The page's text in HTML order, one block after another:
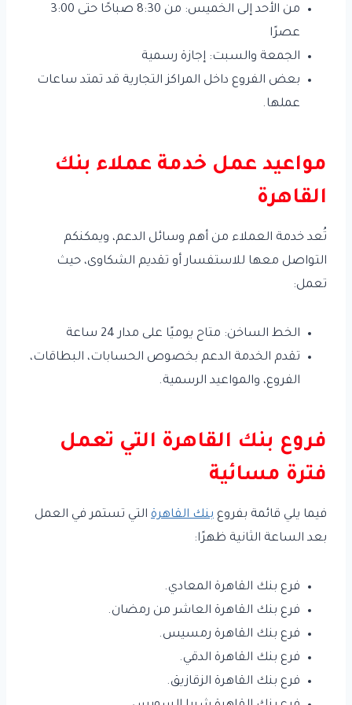
من الأحد إلى الخميس: من 8:30 صباحًا حتى 3:00
عصرًا
الجمعة والسبت: إجازة رسمية
بعض الفروع داخل المراكز التجارية قد تمتد ساعات
عملها.
مواعيد عمل خدمة عملاء بنك
القاهرة
تُعد خدمة العملاء من أهم وسائل الدعم، ويمكنكم
التواصل معها للاستفسار أو تقديم الشكاوى، حيث
تعمل:
الخط الساخن: متاح يوميًا على مدار 24 ساعة
تقدم الخدمة الدعم بخصوص الحسابات، البطاقات،
الفروع، والمواعيد الرسمية.
فروع بنك القاهرة التي تعمل
فترة مسائية
فيما يلي قائمة بفروع بنك القاهرة التي تستمر في العمل
بعد الساعة الثانية ظهرًا:
فرع بنك القاهرة المعادي.
فرع بنك القاهرة العاشر من رمضان.
فرع بنك القاهرة رمسيس.
فرع بنك القاهرة الدقي.
فرع بنك القاهرة الزقازيق.